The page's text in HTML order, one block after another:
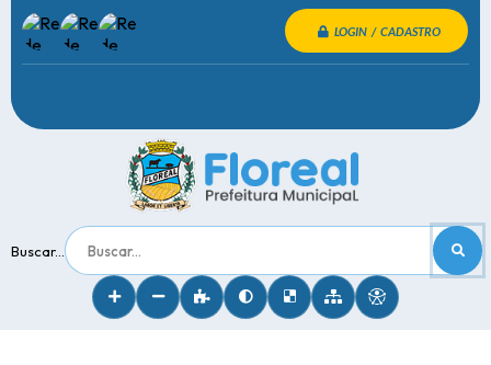
LOGIN / CADASTRO
Buscar...